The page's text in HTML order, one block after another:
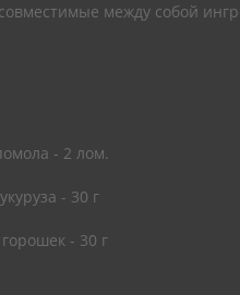
между собой
- 2 лом.
- 30 г
- 30 г